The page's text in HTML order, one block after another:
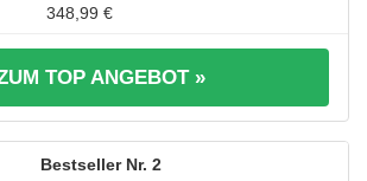
348,99 €
TOP ANGEBOT »
2